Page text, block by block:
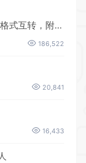
量电子书籍资源
186,522
20,841
16,433